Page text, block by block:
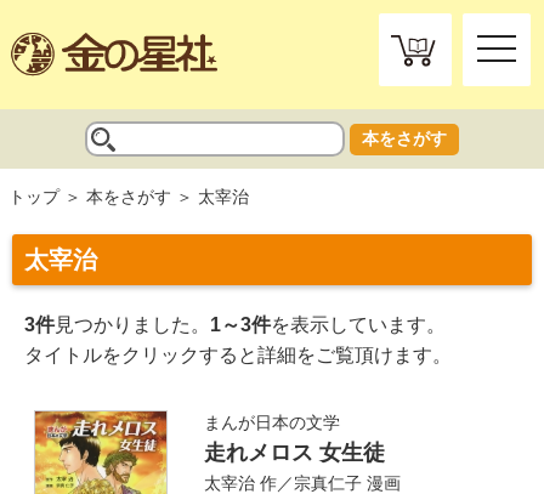
toggle
本をさがす
トップ 本をさがす 太宰治
太宰治
3件見つかりました。 1～3件を表示しています。
タイトルをクリックすると詳細をご覧頂けます。
まんが日本の文学
走れメロス 女生徒
太宰治 作／宗真仁子 漫画